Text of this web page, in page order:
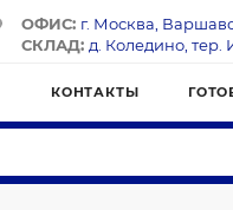
ОФИС: г. Москва,
СКЛАД: д. Коледино, тер.
КОНТАКТЫ